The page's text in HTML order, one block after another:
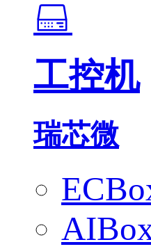
工控机
瑞芯微